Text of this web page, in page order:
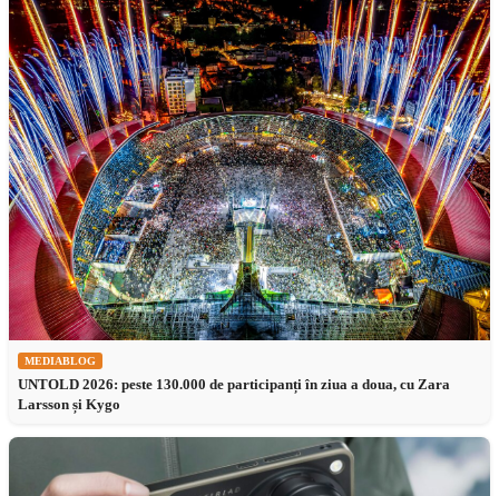
MEDIABLOG
UNTOLD 2026: peste 130.000 de participanți în ziua a doua, cu Zara
Larsson și Kygo